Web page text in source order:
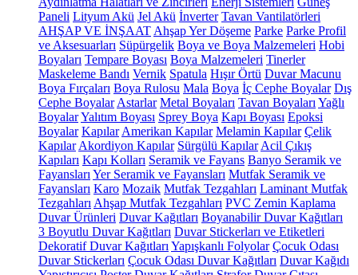
Paneli Lityum Akü Jel Akü İnverter Tavan Vantilatörleri
AHŞAP VE İNŞAAT Ahşap Yer Döşeme Parke Parke Profil
ve Aksesuarları Süpürgelik Boya ve Boya Malzemeleri Hobi
Boyaları Tempare Boyası Boya Malzemeleri Tinerler
Maskeleme Bandı Vernik Spatula Hışır Örtü Duvar Macunu
Boya Fırçaları Boya Rulosu Mala Boya İç Cephe Boyalar Dış
Cephe Boyalar Astarlar Metal Boyaları Tavan Boyaları Yağlı
BoyalarYalıtım Boyası Sprey Boya Kapı Boyası Epoksi
Boyalar Kapılar Amerikan Kapılar Melamin Kapılar Çelik
Kapılar Akordiyon Kapılar Sürgülü Kapılar Acil Çıkış
Kapıları Kapı Kolları Seramik ve Fayans Banyo Seramik ve
Fayansları Yer Seramik ve Fayansları Mutfak Seramik ve
Fayansları Karo Mozaik Mutfak Tezgahları Laminant Mutfak
Tezgahları Ahşap Mutfak Tezgahları PVC Zemin Kaplama
Duvar Ürünleri Duvar Kağıtları Boyanabilir Duvar Kağıtları
3 Boyutlu Duvar Kağıtları Duvar Stickerları ve Etiketleri
Dekoratif Duvar Kağıtları Yapışkanlı Folyolar Çocuk Odası
Duvar Stickerları Çocuk Odası Duvar Kağıtları Duvar Kağıdı